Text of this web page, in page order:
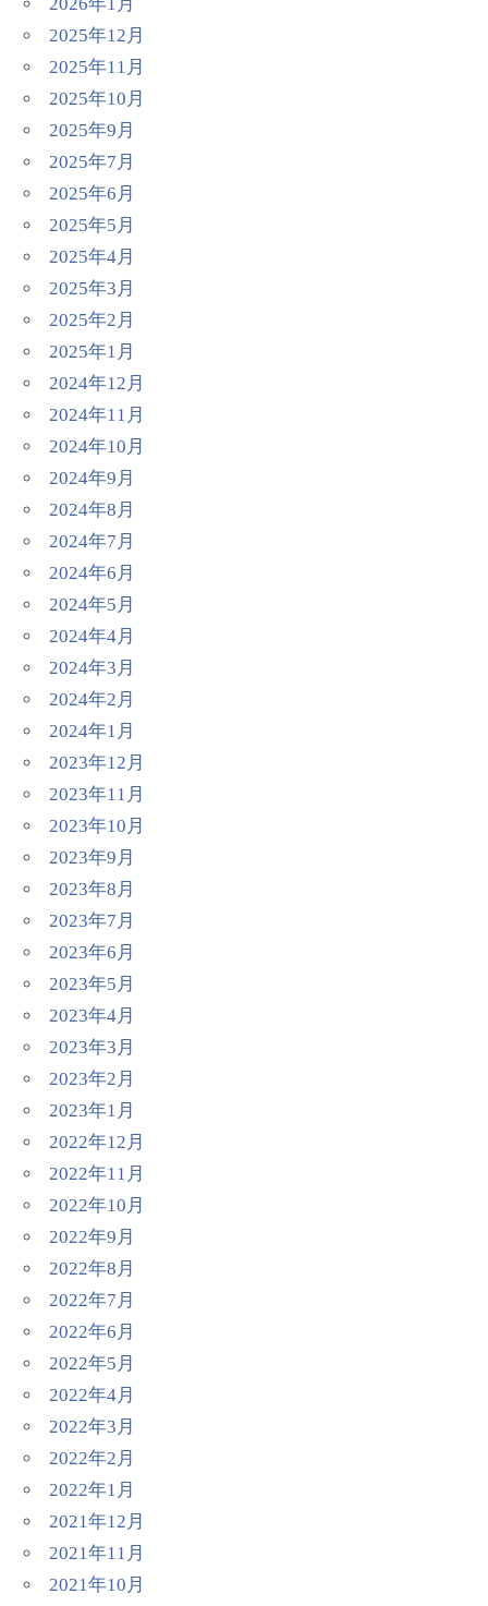
2025年12月
2025年11月
2025年10月
2025年9月
2025年7月
2025年6月
2025年5月
2025年4月
2025年3月
2025年2月
2025年1月
2024年12月
2024年11月
2024年10月
2024年9月
2024年8月
2024年7月
2024年6月
2024年5月
2024年4月
2024年3月
2024年2月
2024年1月
2023年12月
2023年11月
2023年10月
2023年9月
2023年8月
2023年7月
2023年6月
2023年5月
2023年4月
2023年3月
2023年2月
2023年1月
2022年12月
2022年11月
2022年10月
2022年9月
2022年8月
2022年7月
2022年6月
2022年5月
2022年4月
2022年3月
2022年2月
2022年1月
2021年12月
2021年11月
2021年10月